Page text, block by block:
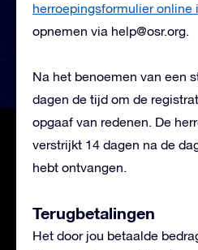
herroepingsformulier online
opnemen via help@osr.org.
Na het benoemen van een
dagen de tijd om de
opgaaf van redenen. De
verstrijkt 14 dagen na de
hebt ontvangen.
Terugbetalingen
Het door jou betaalde